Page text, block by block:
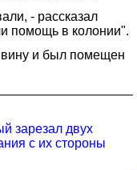
- рассказал
помощь в колонии".
и был помещен
зарезал двух
с их стороны